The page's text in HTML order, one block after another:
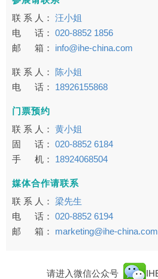
联 系 人： 汪小姐
电 话： 020-8852 1856
邮 箱：
info@ihe-china.com
联 系 人：
陈小姐
电 话：
18926155868
门票预约
联 系 人： 黄小姐
固 话： 020-8852 6184
手 机：
18924068504
媒体合作请联系
联 系 人： 梁先生
电 话： 020-8852 6194
邮 箱：
marketing@ihe-china.com
请进入微信公众号